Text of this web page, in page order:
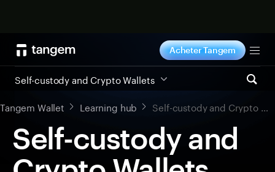
Acheter Tangem
Self-custody and Crypto Wallets
Tangem Wallet
Learning hub Self-custody and Crypto Wallets
Self-custody and